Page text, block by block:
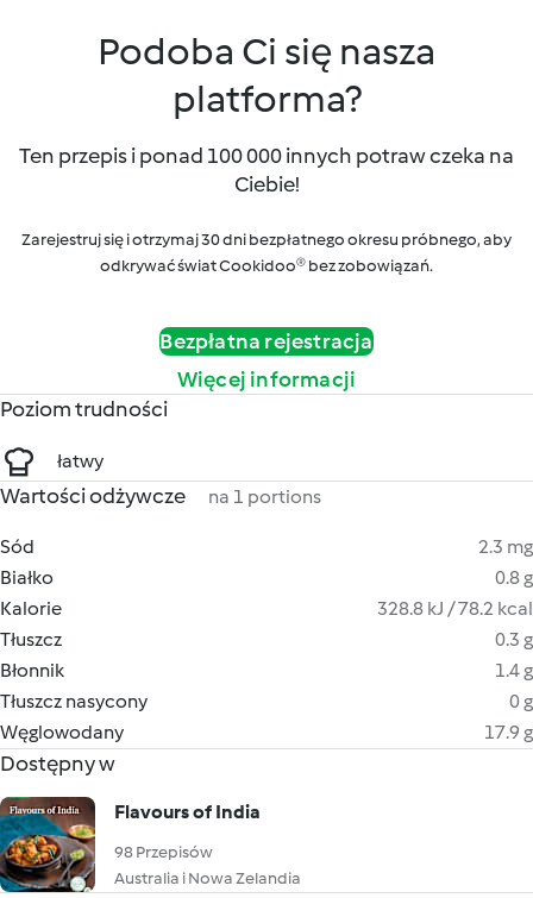
Podoba Ci się nasza
platforma?
Ten przepis i ponad 100 000 innych potraw czeka na
Ciebie!
Zarejestruj się i otrzymaj 30 dni bezpłatnego okresu próbnego, aby
odkrywać świat Cookidoo® bez zobowiązań.
Bezpłatna rejestracja
Więcej informacji
Poziom trudności
łatwy
Wartości odżywcze na 1 portions
Sód
2.3 mg
Białko
0.8 g
Kalorie
328.8 kJ / 78.2 kcal
Tłuszcz
0.3 g
Błonnik
1.4 g
Tłuszcz nasycony
0 g
Węglowodany
17.9 g
Dostępny w
Flavours of India
98 Przepisów
Australia i Nowa Zelandia